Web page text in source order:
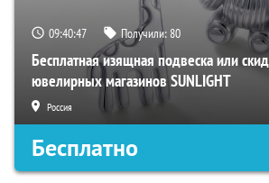
09:40:46 Получили:80
Бесплатная изящная подвеска или
ювелирных магазинов SUNLIGHT
Россия
Бесплатно